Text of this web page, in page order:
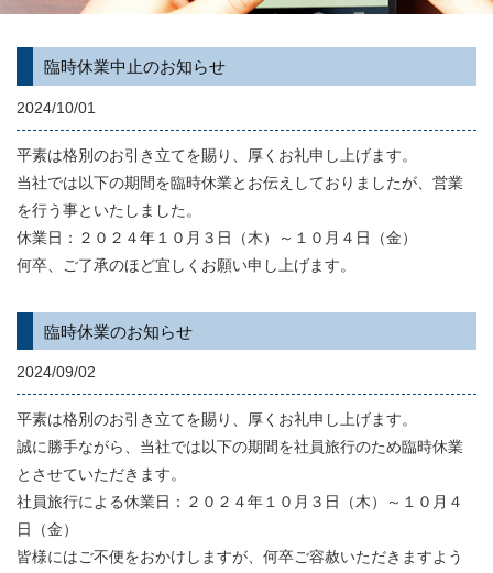
臨時休業中止のお知らせ
2024/10/01
平素は格別のお引き立てを賜り、厚くお礼申し上げます。
当社では以下の期間を臨時休業とお伝えしておりましたが、営業
を行う事といたしました。
休業日：２０２４年１０月３日（木）～１０月４日（金）
何卒、ご了承のほど宜しくお願い申し上げます。
臨時休業のお知らせ
2024/09/02
平素は格別のお引き立てを賜り、厚くお礼申し上げます。
誠に勝手ながら、当社では以下の期間を社員旅行のため臨時休業
とさせていただきます。
社員旅行による休業日：２０２４年１０月３日（木）～１０月４
日（金）
皆様にはご不便をおかけしますが、何卒ご容赦いただきますよう